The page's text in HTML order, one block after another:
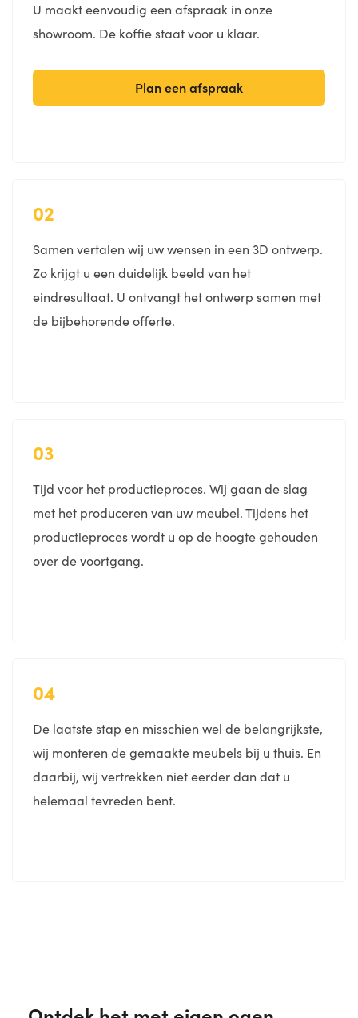
U maakt eenvoudig een afspraak in onze
showroom. De koffie staat voor u klaar.
Plan een afspraak
02
Samen vertalen wij uw wensen in een 3D ontwerp.
Zo krijgt u een duidelijk beeld van het
eindresultaat. U ontvangt het ontwerp samen met
de bijbehorende offerte.
03
Tijd voor het productieproces. Wij gaan de slag
met het produceren van uw meubel. Tijdens het
productieproces wordt u op de hoogte gehouden
over de voortgang.
04
De laatste stap en misschien wel de belangrijkste,
wij monteren de gemaakte meubels bij u thuis. En
daarbij, wij vertrekken niet eerder dan dat u
helemaal tevreden bent.